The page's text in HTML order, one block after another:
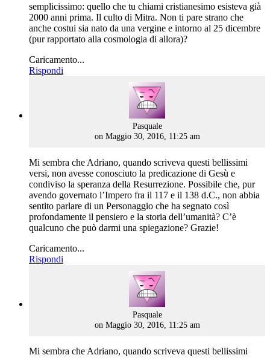
semplicissimo: quello che tu chiami cristianesimo esisteva già
2000 anni prima. Il culto di Mitra. Non ti pare strano che
anche costui sia nato da una vergine e intorno al 25 dicembre
(pur rapportato alla cosmologia di allora)?
Caricamento...
Rispondi
Pasqualesays:
on Maggio 30, 2016, 11:25 am
Mi sembra che Adriano, quando scriveva questi bellissimi
versi, non avesse conosciuto la predicazione di Gesù e
condiviso la speranza della Resurrezione. Possibile che, pur
avendo governato l’Impero fra il 117 e il 138 d.C., non abbia
sentito parlare di un Personaggio che ha segnato così
profondamente il pensiero e la storia dell’umanità? C’è
qualcuno che può darmi una spiegazione? Grazie!
Caricamento...
Rispondi
Pasqualesays:
on Maggio 30, 2016, 11:25 am
Mi sembra che Adriano, quando scriveva questi bellissimi